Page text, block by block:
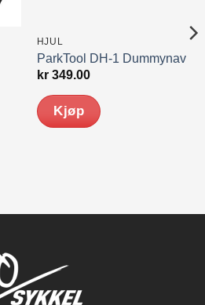
HJUL
ParkTool DH-1 Dummynav
kr349.00
Kjøp